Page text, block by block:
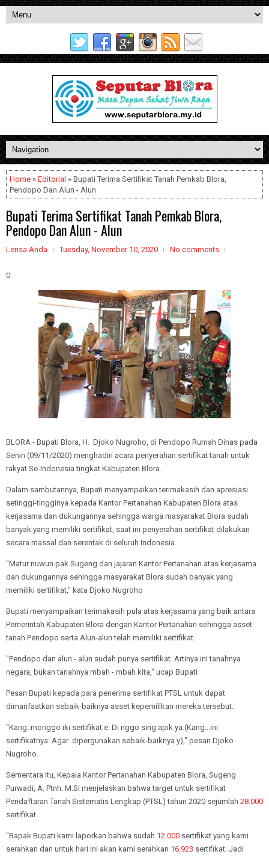
Home » Editorial » Bupati Terima Sertifikat Tanah Pemkab Blora,
Pendopo Dan Alun - Alun
Bupati Terima Sertifikat Tanah Pemkab Blora,
Pendopo Dan Alun - Alun
Lensa Anda Tuesday, November 10, 2020 No comments
0
BLORA - Bupati Blora, H. Djoko Nugroho, di Pendopo Rumah Dinas pada
Senin (09/11/2020) menghadiri acara penyerahan sertifikat tanah untuk
rakyat Se-Indonesia tingkat Kabupaten Blora.
Dalam sambutannya, Bupati menyampaikan terimakasih dan apresiasi
setinggi-tingginya kepada Kantor Pertanahan Kabupaten Blora atas
kerjasama dan dukungannya sehingga warga masyarakat Blora sudah
banyak yang memiliki sertifikat, saat ini penyerahan sertifikat dilakukan
secara massal dan serentak di seluruh Indonesia.
"Matur nuwun pak Sugeng dan jajaran Kantor Pertanahan atas kerjasama
dan dukungannya sehingga masyarakat Blora sudah banyak yang
memiliki sertifikat," kata Djoko Nugroho
Bupati menyampaikan terimakasih pula atas kerjasama yang baik antara
Pemerintah Kabupaten Blora dengan Kantor Pertanahan sehingga asset
tanah Pendopo serta Alun-alun telah memiliki sertifikat.
"Pendopo dan alun - alun sudah punya sertifikat. Artinya ini tanahnya
negara, bukan tanahnya mbah - mbah kita," ucap Bupati
Pesan Bupati kepada para penerima sertifikat PTSL untuk dapat
dimanfaatkan sebaik-baiknya asset kepemilikan mereka tersebut.
"Kang..monggo iki sertifikat e. Di nggo sing apik ya.(Kang...ini
sertifikatnya. Agar dipergunakan sebaik-baiknya y)," pesan Djoko
Nugroho.
Sementara itu, Kepala Kantor Pertanahan Kabupaten Blora, Sugeng
Purwadi, A. Ptnh. M.Si menjelaskan bahwa target untuk sertifikat
Pendaftaran Tanah Sistematis Lengkap (PTSL) tahun 2020 sejumlah 28.000
sertifikat.
"Bapak Bupati kami laporkan bahwa sudah 12.000 sertifikat yang kami
serahkan dan untuk hari ini akan kami serahkan 16.923 sertifikat. Jadi